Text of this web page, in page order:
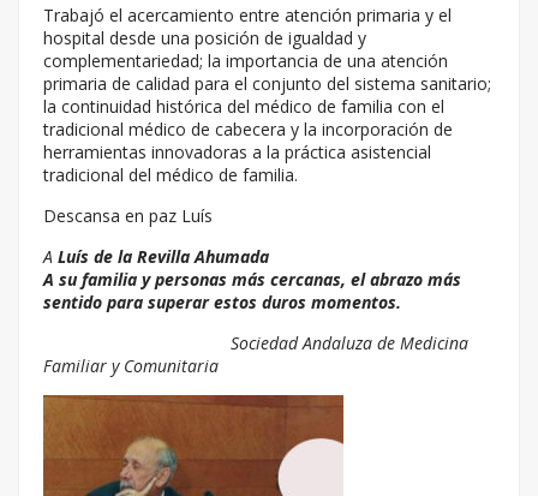
Trabajó el acercamiento entre atención primaria y el
hospital desde una posición de igualdad y
complementariedad; la importancia de una atención
primaria de calidad para el conjunto del sistema sanitario;
la continuidad histórica del médico de familia con el
tradicional médico de cabecera y la incorporación de
herramientas innovadoras a la práctica asistencial
tradicional del médico de familia.
Descansa en paz Luís
A Luís de la Revilla Ahumada
A su familia y personas más cercanas, el abrazo más
sentido para superar estos duros momentos.
Sociedad Andaluza de Medicina
Familiar y Comunitaria